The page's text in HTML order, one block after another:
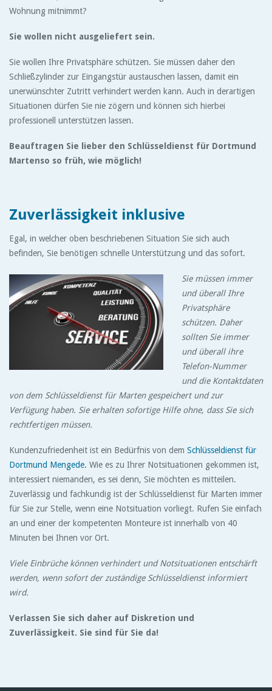
Wohnung mitnimmt?
Sie wollen nicht ausgeliefert sein.
Sie wollen Ihre Privatsphäre schützen. Sie müssen daher den
Schließzylinder zur Eingangstür austauschen lassen, damit ein
unerwünschter Zutritt verhindert werden kann. Auch in derartigen
Situationen dürfen Sie nie zögern und können sich hierbei
professionell unterstützen lassen.
Beauftragen Sie lieber den Schlüsseldienst für Dortmund
Martenso so früh, wie möglich!
Zuverlässigkeit inklusive
Egal, in welcher oben beschriebenen Situation Sie sich auch
befinden, Sie benötigen schnelle Unterstützung und das sofort.
Sie müssen immer
und überall Ihre
Privatsphäre
schützen. Daher
sollten Sie immer
und überall ihre
Telefon-Nummer
und die Kontaktdaten
von dem Schlüsseldienst für Marten gespeichert und zur
Verfügung haben. Sie erhalten sofortige Hilfe ohne, dass Sie sich
rechtfertigen müssen.
Kundenzufriedenheit ist ein Bedürfnis von dem Schlüsseldienst für
Dortmund Mengede. Wie es zu Ihrer Notsituationen gekommen ist,
interessiert niemanden, es sei denn, Sie möchten es mitteilen.
Zuverlässig und fachkundig ist der Schlüsseldienst für Marten immer
für Sie zur Stelle, wenn eine Notsituation vorliegt. Rufen Sie einfach
an und einer der kompetenten Monteure ist innerhalb von 40
Minuten bei Ihnen vor Ort.
Viele Einbrüche können verhindert und Notsituationen entschärft
werden, wenn sofort der zuständige Schlüsseldienst informiert
wird.
Verlassen Sie sich daher auf Diskretion und
Zuverlässigkeit. Sie sind für Sie da!